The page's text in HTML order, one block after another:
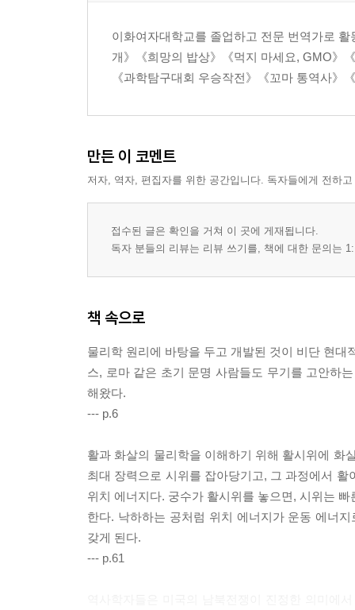
10장 미국 남북전쟁
격발 뇌관의 개발/미니에 탄환/라이플과 대포의
어뢰!”/잠수함/열기구
11장 총알은 어디로 갔나?: 총알과 대포알의 탄도학
이용된 비행기
13장 기관총 전쟁: 제1차 세계대전
전자기파 발생과 감지/전자기 스펙트럼/무선 전파
15장 수중 음파탐지기와 잠수함
아르키메데스의 원리/잠수함의 물리학/프로펠
16장 제2차 세계대전
전쟁 시작/전쟁 준비/프랑스 전투와 됭케르크/
무기들과 소형 화기들/컴퓨터와 정보전
17장 원자폭탄
이화여자대학교를 졸업하고 전문 번역가로
개》《희망의 밥상》《먹지 마세요, GMO》
《과학탐구대회 우승작전》《꼬마 통역사
만든 이 코멘트
저자, 역자, 편집자를 위한 공간입니다. 독자들에게 전하
접수된 글은 확인을 거쳐 이 곳에 게재됩니다.
독자 분들의 리뷰는 리뷰 쓰기를, 책에 대한 문의는
책 속으로
물리학 원리에 바탕을 두고 개발된 것이 비단 현
스, 로마 같은 초기 문명 사람들도 무기를 고안하
해왔다.
--- p.6
활과 화살의 물리학을 이해하기 위해 활시위에 화
최대 장력으로 시위를 잡아당기고, 그 과정에서
위치 에너지다. 궁수가 활시위를 놓으면, 시위는
한다. 낙하하는 공처럼 위치 에너지가 운동 에너
갖게 된다.
--- p.61